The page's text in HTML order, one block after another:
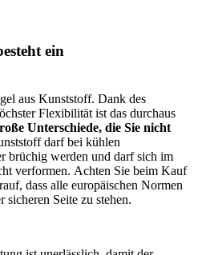
ein
aus Kunststoff. Dank des
Flexibilität ist das durchaus
Unterschiede, die Sie nicht
darf bei kühlen
brüchig werden und darf sich im
verformen. Achten Sie beim Kauf
dass alle europäischen Normen
sicheren Seite zu stehen.